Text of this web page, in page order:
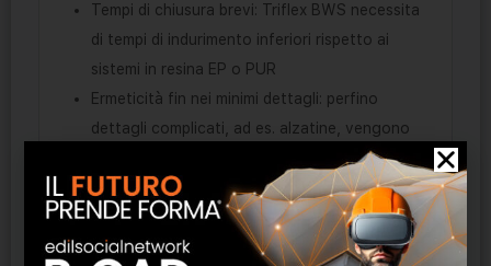
Tempi di chiusura brevi: Triflex BWS necessita
di tempi di indurimento inferiori rispetto ai
sistemi in resina EP o PUR
Ermeticità fin nei minimi dettagli: perfino
dettagli complicati, ad es. alzatine, vengono
isolati in modo omogeneo e senza problemi
grazie alla tecnica di lavorazione liquida
Estrema flessibilità e crack-bridging dinamico,
grazie all’armatura in tessuto non tessuto su